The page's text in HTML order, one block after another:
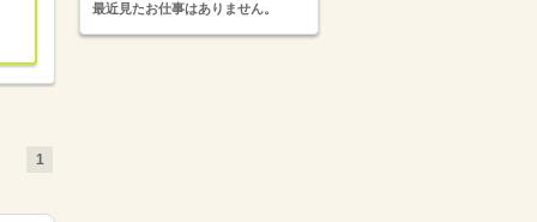
1
最近見たお仕事はありません。